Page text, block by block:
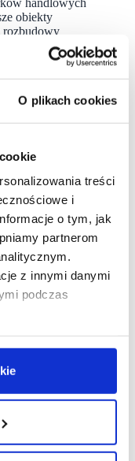
O plikach cookies
treści
i
o tym, jak
partnerom
z innymi danymi
podczas
handlowych
obiekty
rozbudowy
której celem jest
na rynku
zarządza
62 tys. mkw.
Bolesławiec,